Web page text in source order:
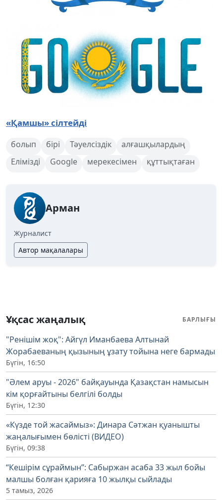
«Қамшы» сілтейді
болып бірі Тәуелсіздік
алғашқылардың
Елімізді
Google мерекесімен құттықтаған
Арман
Журналист
Автор мақалалары
Ұқсас жаңалық БАРЛЫҒЫ
"Ренішім жоқ": Айгүл Иманбаева Алтынай
Жорабаеваның қызының ұзату тойына неге бармады
Бүгін, 16:50
"Әлем аруы - 2026" байқауында Қазақстан намысын
кім қорғайтыны белгілі болды
Бүгін, 12:30
«Күзде той жасаймыз»: Динара Сәтжан қуанышты
жаңалығымен бөлісті (ВИДЕО)
Бүгін, 09:38
“Кешірім сұраймын”: Сабыржан асаба 33 жыл бойы
малшы болған қарияға 10 жылқы сыйлады
5 тамыз, 2026